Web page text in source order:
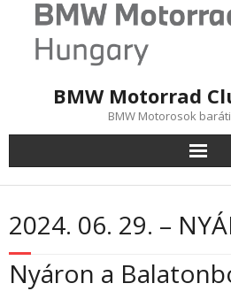
content
BMW Motorrad
BMW Motorosok
2024. 06. 29. –
Nyáron a